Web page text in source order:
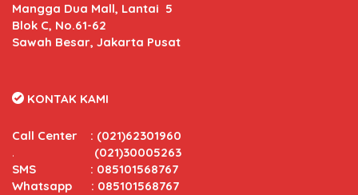
Mangga Dua Mall, Lantai 5
Blok C, No.61-62
Sawah Besar, Jakarta Pusat
KONTAK KAMI
Call Center : (021)62301960
. (021)30005263
SMS : 085101568767
Whatsapp : 085101568767